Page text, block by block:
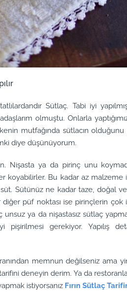
Sütlaç. Tabi iyi
olmuştu. Onlarla
mutfağında sütlacın olduğunu
diye düşünüyorum.
Nişasta ya da pirinç unu
koyabilirler. Bu kadar az
Sütünüz ne kadar taze, doğal ve
püf noktası ise pirinçlerin çok
ya da nişastasız sütlaç
gerekiyor. Yapılış
memnun değilseniz ama
deneyin derim. Ya da
istiyorsanız Fırın Sütlaç